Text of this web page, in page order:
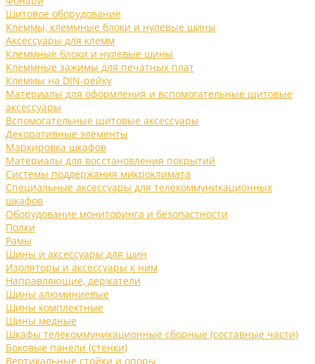
Щитовое оборудование
Клеммы, клеммные блоки и нулевые шины
Аксессуары для клемм
Клеммные блоки и нулевые шины
Клеммные зажимы для печатных плат
Клеммы на DIN-рейку
Материалы для оформления и вспомогательные щитовые
аксессуары
Вспомогательные щитовые аксессуары
Декоративные элементы
Маркировка шкафов
Материалы для восстановления покрытий
Системы поддержания микроклимата
Специальные аксессуары для телекоммуникационных
шкафов
Оборудование мониторинга и безопастности
Полки
Рамы
Шины и аксессуары для шин
Изоляторы и аксессуары к ним
Направляющие, держатели
Шины алюминиевые
Шины комплектные
Шины медные
Шкафы телекоммуникационные сборные (составные части)
Боковые панели (стенки)
Вертикальные стойки и опоры